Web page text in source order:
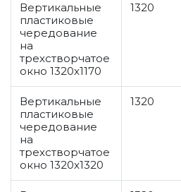
Вертикальные
пластиковые
чередование
на
трехстворчатое
окно 1320x1170
1320
Вертикальные
пластиковые
чередование
на
трехстворчатое
окно 1320x1320
1320